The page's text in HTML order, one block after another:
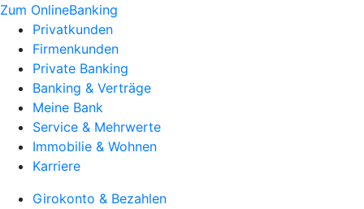
Zum OnlineBanking
Privatkunden
Firmenkunden
Private Banking
Banking & Verträge
Meine Bank
Service & Mehrwerte
Immobilie & Wohnen
Karriere
Girokonto & Bezahlen